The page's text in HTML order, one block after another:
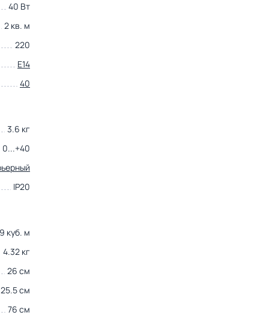
40 Вт
2 кв. м
220
E14
40
3.6 кг
0...+40
IP20
куб. м
4.32 кг
26 см
25.5 см
76 см